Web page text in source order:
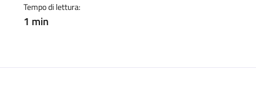
Tempo di lettura:
1 min